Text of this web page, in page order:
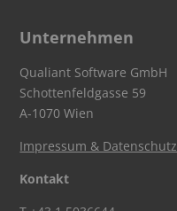
Unternehmen
Qualiant Software GmbH
Schottenfeldgasse 59
A-1070 Wien
Impressum & Datenschutz
Kontakt